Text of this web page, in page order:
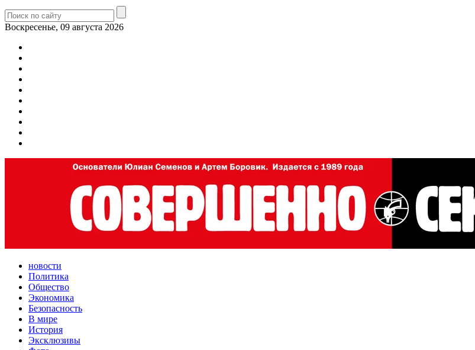
Воскресенье, 09 августа 2026
новости
Политика
Общество
Экономика
Безопасность
В мире
История
Эксклюзивы